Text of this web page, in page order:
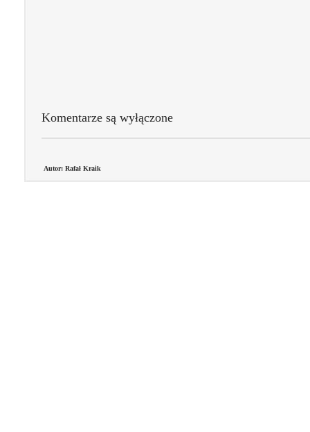
Komentarze są wyłączone
Autor: Rafał Kraik